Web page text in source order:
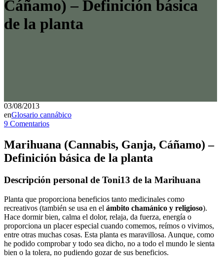
Cáñamo) – Definición básica
de la planta
03/08/2013
enGlosario cannábico
9 Comentarios
Marihuana (Cannabis, Ganja, Cáñamo) –
Definición básica de la planta
Descripción personal de Toni13 de la Marihuana
Planta que proporciona beneficios tanto medicinales como
recreativos (también se usa en el ámbito chamánico y religioso).
Hace dormir bien, calma el dolor, relaja, da fuerza, energía o
proporciona un placer especial cuando comemos, reímos o vivimos,
entre otras muchas cosas. Esta planta es maravillosa. Aunque, como
he podido comprobar y todo sea dicho, no a todo el mundo le sienta
bien o la tolera, no pudiendo gozar de sus beneficios.